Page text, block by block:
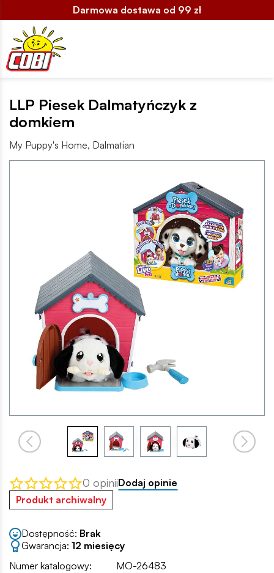
Darmowa dostawa od 99 zł
LLP Piesek Dalmatyńczyk z
domkiem
My Puppy's Home, Dalmatian
0 opiniiDodaj opinie
Produkt archiwalny
Dostępność: Brak
Gwarancja: 12 miesięcy
Numer katalogowy:
MO-26483